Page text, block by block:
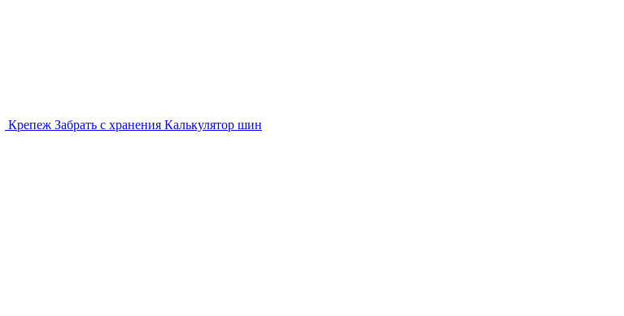
Крепеж Забрать с хранения Калькулятор шин